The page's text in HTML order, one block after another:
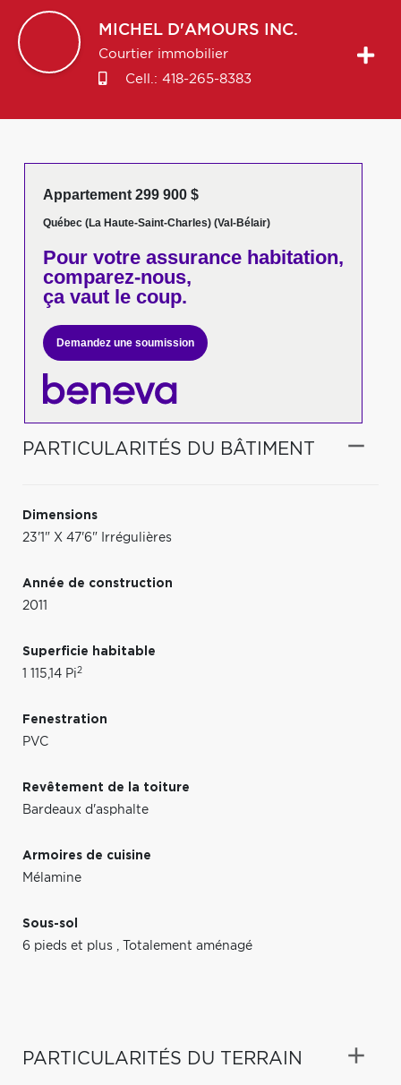
MICHEL D'AMOURS INC.
Courtier immobilier
Cell.: 418-265-8383
Appartement 299 900 $
Québec (La Haute-Saint-Charles) (Val-Bélair)
Pour votreassurance habitation,
comparez-nous,
ça vaut le coup.
Demandez une soumission
PARTICULARITÉS DU BÂTIMENT
Dimensions
23'1" X 47'6" Irrégulières
Année de construction
2011
Superficie habitable
1 115,14 Pi2
Fenestration
PVC
Revêtement de la toiture
Bardeaux d'asphalte
Armoires de cuisine
Mélamine
Sous-sol
6 pieds et plus , Totalement aménagé
PARTICULARITÉS DU TERRAIN